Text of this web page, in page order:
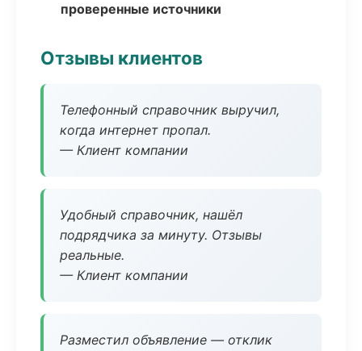
проверенные источники
Отзывы клиентов
Телефонный справочник выручил,
когда интернет пропал.
— Клиент компании
Удобный справочник, нашёл
подрядчика за минуту. Отзывы
реальные.
— Клиент компании
Разместил объявление — отклик